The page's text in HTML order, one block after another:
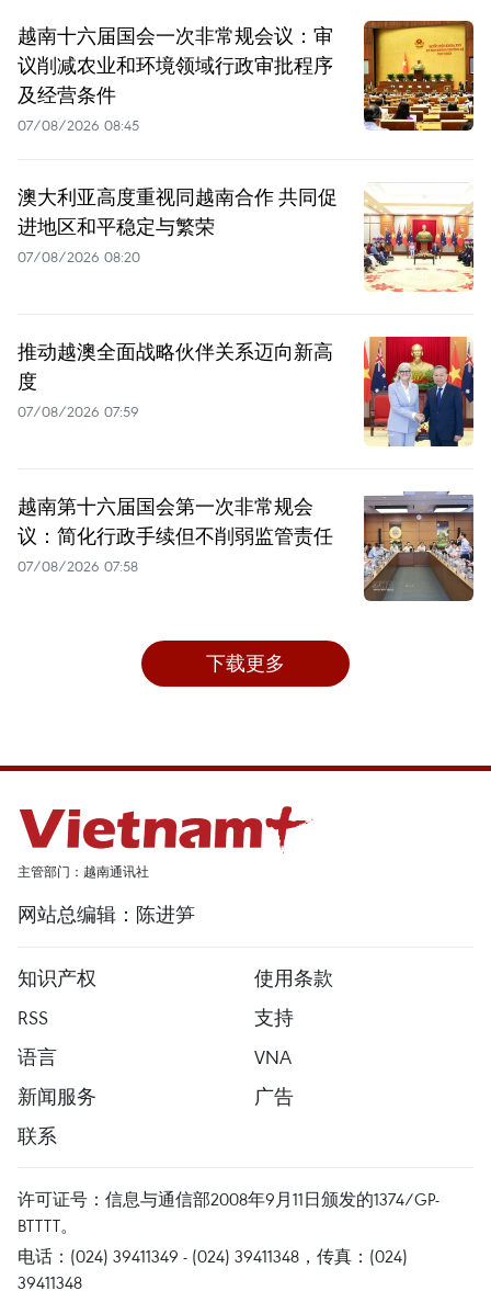
越南十六届国会一次非常规会议：审
议削减农业和环境领域行政审批程序
及经营条件
07/08/2026 08:45
澳大利亚高度重视同越南合作 共同促
进地区和平稳定与繁荣
07/08/2026 08:20
推动越澳全面战略伙伴关系迈向新高
度
07/08/2026 07:59
越南第十六届国会第一次非常规会
议：简化行政手续但不削弱监管责任
07/08/2026 07:58
下载更多
主管部门：越南通讯社
网站总编辑：陈进笋
知识产权
使用条款
RSS
支持
语言
VNA
新闻服务
广告
联系
许可证号：信息与通信部2008年9月11日颁发的1374/GP-
BTTTT。
电话：(024) 39411349 - (024) 39411348，传真：(024)
39411348